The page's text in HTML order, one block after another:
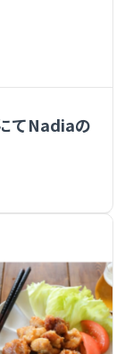
てNadiaの